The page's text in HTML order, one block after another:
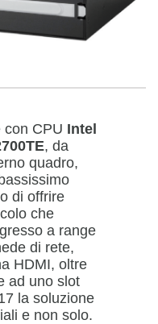
con CPU Intel
, da
quadro,
di offrire
che
a range
di rete,
HDMI, oltre
ad uno slot
la soluzione
e non solo.